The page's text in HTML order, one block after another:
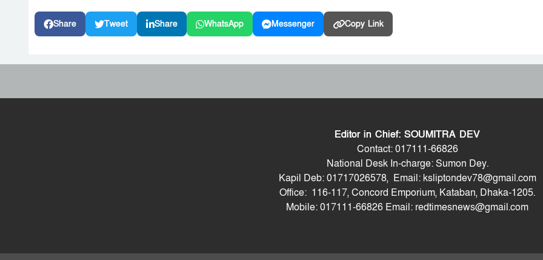
Share Tweet Share WhatsApp Messenger Copy Link
Editor in Chief: SOUMITRA DEV
Contact: 017111-66826
National Desk In-charge: Sumon Dey.
Kapil Deb: 01717026578, Email: ksliptondev78@gmail.com
Office: 116-117, Concord Emporium, Kataban, Dhaka-1205.
Mobile: 017111-66826 Email: redtimesnews@gmail.com